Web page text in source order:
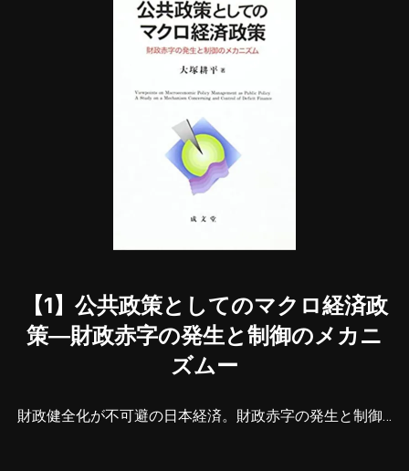
【1】公共政策としてのマクロ経済政
策―財政赤字の発生と制御のメカニ
ズムー
財政健全化が不可避の日本経済。財政赤字の発生と制御…